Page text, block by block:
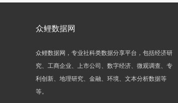
众鲤数据网
众鲤数据网，专业社科类数据分享平台，包括经济研
究、工商企业、上市公司、数字经济、微观调查、专
利创新、地理研究、金融、环境、文本分析数据等
等。